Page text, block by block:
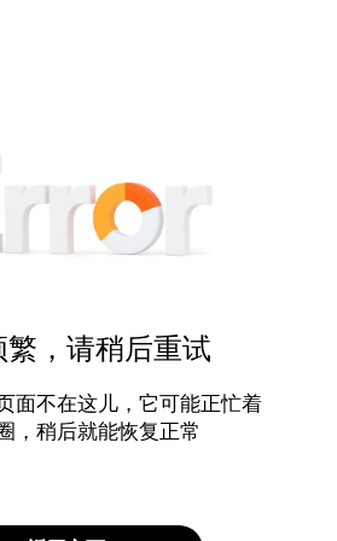
繁，请稍后重试
面不在这儿，它可能正忙着
，稍后就能恢复正常